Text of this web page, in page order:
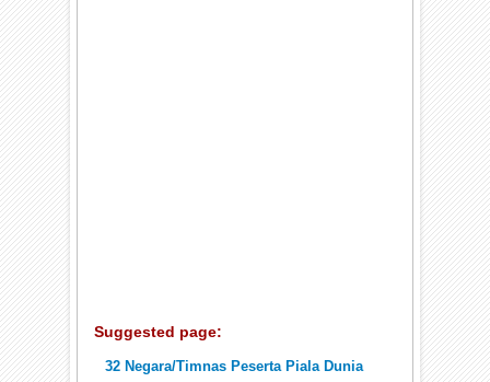
Suggested page:
32 Negara/Timnas Peserta Piala Dunia